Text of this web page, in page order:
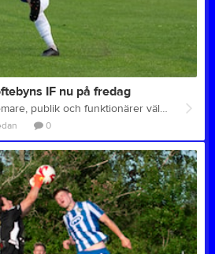
IF nu på fredag
Vi hälsar gästande lag, domare, publik och funktionärer välkomna till Brovallen för ny hemmamatch för NIF:s Herr A-lag fotboll! Herrar Div 5 Nordvästra Nossebro IF - Skoftebyns IF Fredag 7 aug kl. 19.00 Brovallen Ta gärna cykeln eller gå till Brovallen! SMHI väderprognos Entré: Vuxna (16 år och äldre) 50 kr Under 16 år fri entré Kiosk: Kiosken är öppen - vi säljer korv med bröd, kaffe, kaka, godis och dricka vid varje hemmamatch - samt hamburgare direkt från grillen vid de flesta matcherna! Vi tar Swish och kontanter i Entrén och i Kiosken. Lotter: Vid utvalda matcher kan man köpa lotter av våra ungdomsspelare och vinna godispåsar! Toaletter: Toalett finns tillgänglig för publiken vid våra hemmamatcher på Brovallen och Sparbanksvallen Stallaholm. Matchbollar: Dagens MATCHBOLLAR skänkta av: Essunga Bostäder AB, PUB 28, Sparbanken Skaraborg, Jubels Golv AB Vi tackar alla våra sponsorer för Ert stöd! Länkar: Min Fotboll - Livescore Matchfakta VFF: NIF - Skoftebyns IF Herrar Div 5 Nordvästra - Spelprogram och tabell Skoftebyns IF hemsida Bilder från tidigare matcher Information om alla våra anläggningar Nästa hemmamatch är den 21 augusti kl. 18.45 mot Råda BK. Välkomna till Brovallen!
0